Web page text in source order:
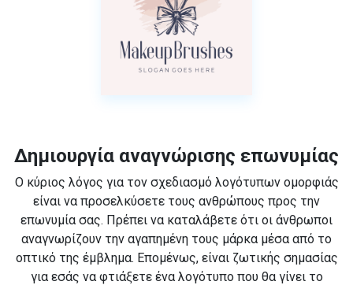
Δημιουργία αναγνώρισης επωνυμίας
Ο κύριος λόγος για τον σχεδιασμό λογότυπων ομορφιάς
είναι να προσελκύσετε τους ανθρώπους προς την
επωνυμία σας. Πρέπει να καταλάβετε ότι οι άνθρωποι
αναγνωρίζουν την αγαπημένη τους μάρκα μέσα από το
οπτικό της έμβλημα. Επομένως, είναι ζωτικής σημασίας
για εσάς να φτιάξετε ένα λογότυπο που θα γίνει το